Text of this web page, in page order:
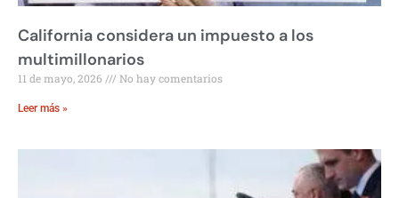
California considera un impuesto a los
multimillonarios
11 de mayo, 2026 No hay comentarios
Leer más »